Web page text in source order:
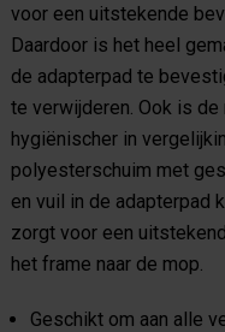
voor een uitstekende
Daardoor is het heel
de adapterpad te
te verwijderen. Ook is
hygiënischer in
polyesterschuim met
en vuil in de adapterpad
zorgt voor een
het frame naar de mop.
Geschikt om aan alle